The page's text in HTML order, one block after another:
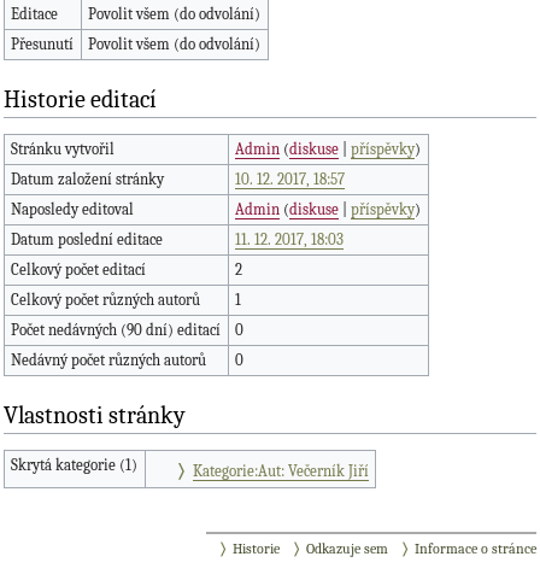
Editace
Povolit všem (do odvolání)
Přesunutí
Povolit všem (do odvolání)
Historie editací
Stránku vytvořil Admin (diskuse |příspěvky)
Datum založení stránky
10. 12. 2017, 18:57
Naposledy editoval
Admin (diskuse |příspěvky)
Datum poslední editace
11. 12. 2017, 18:03
Celkový počet editací
2
Celkový počet různých autorů
1
Počet nedávných (90 dní) editací
0
Nedávný počet různých autorů
0
Vlastnosti stránky
Skrytá kategorie (1) Kategorie:Aut: Večerník Jiří
Historie Odkazuje sem Informace o stránce